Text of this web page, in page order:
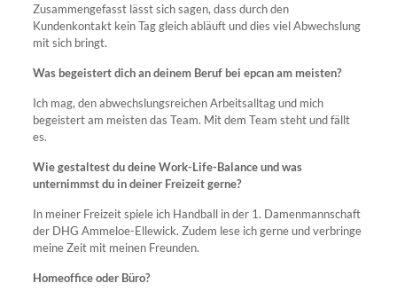
Zusammengefasst lässt sich sagen, dass durch den
Kundenkontakt kein Tag gleich abläuft und dies viel Abwechslung
mit sich bringt.
Was begeistert dich an deinem Beruf bei epcan am meisten?
Ich mag, den abwechslungsreichen Arbeitsalltag und mich
begeistert am meisten das Team. Mit dem Team steht und fällt
es.
Wie gestaltest du deine Work-Life-Balance und was
unternimmst du in deiner Freizeit gerne?
In meiner Freizeit spiele ich Handball in der 1. Damenmannschaft
der DHG Ammeloe-Ellewick. Zudem lese ich gerne und verbringe
meine Zeit mit meinen Freunden.
Homeoffice oder Büro?